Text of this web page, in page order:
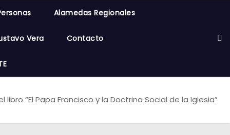
Alamedas Regionales
Vera Contacto
libro “El Papa Francisco y la Doctrina Social de la Iglesia”